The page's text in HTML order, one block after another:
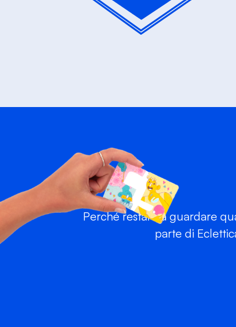
Perché restare a guardare
parte di